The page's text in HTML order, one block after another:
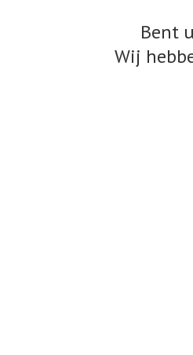
Bent
Wij